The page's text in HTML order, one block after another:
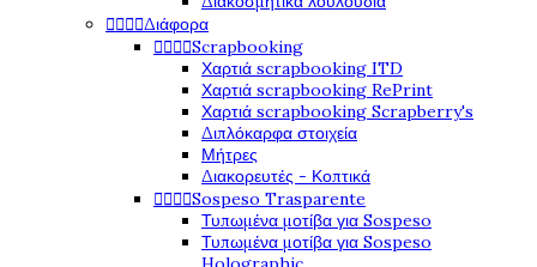
Διάφορα
Scrapbooking
Χαρτιά scrapbooking ITD
Χαρτιά scrapbooking RePrint
Χαρτιά scrapbooking Scrapberry's
Διπλόκαρφα στοιχεία
Μήτρες
Διακορευτές - Κοπτικά
Sospeso Trasparente
Τυπωμένα μοτίβα για Sospeso
Τυπωμένα μοτίβα για Sospeso